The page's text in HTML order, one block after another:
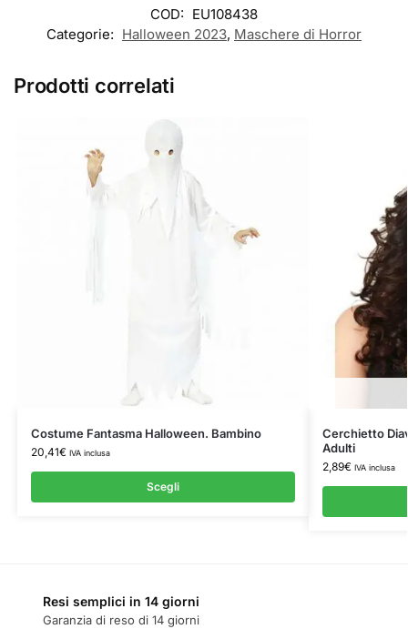
COD: EU108438
Categorie: Halloween 2023, Maschere di Horror
Prodotti correlati
Costume Fantasma Halloween. Bambino
20,41€ IVA inclusa
Scegli
Cerchietto
Adulti
2,89€ IVA inclusa
Resi semplici in 14 giorni
Garanzia di reso di 14 giorni